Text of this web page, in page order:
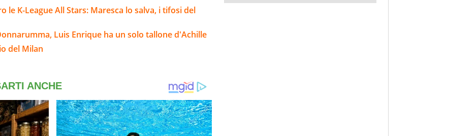
le K-League All Stars: Maresca lo salva, i tifosi del
Luis Enrique ha un solo tallone d'Achille
del Milan